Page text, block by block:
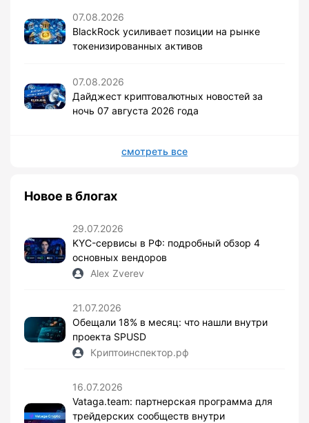
07.08.2026
BlackRock усиливает позиции на рынке
токенизированных активов
07.08.2026
Дайджест криптовалютных новостей за
ночь 07 августа 2026 года
смотреть все
Новое в блогах
29.07.2026
KYC-сервисы в РФ: подробный обзор 4
основных вендоров
Alex Zverev
21.07.2026
Обещали 18% в месяц: что нашли внутри
проекта SPUSD
Криптоинспектор.рф
16.07.2026
Vataga.team: партнерская программа для
трейдерских сообществ внутри